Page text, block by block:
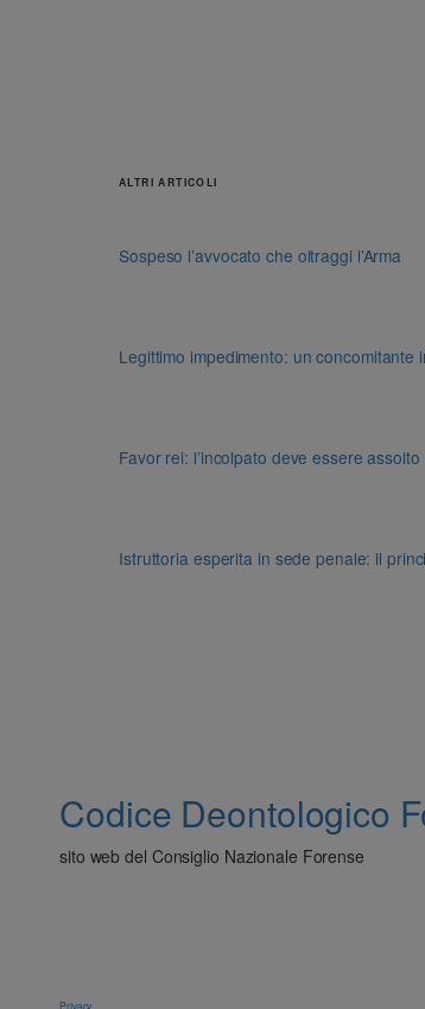
ALTRI ARTICOLI
Sospeso l’avvocato che oltraggi l’Arma
Legittimo impedimento: un concomitante
Favor rei: l’incolpato deve essere
Istruttoria esperita in sede penale: il
Codice Deontologico
sito web del Consiglio Nazionale Forense
Privacy